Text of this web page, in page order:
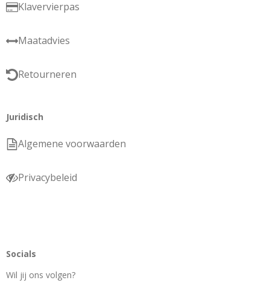
Klavervierpas
Maatadvies
Retourneren
Juridisch
Algemene voorwaarden
Privacybeleid
Socials
Wil jij ons volgen?